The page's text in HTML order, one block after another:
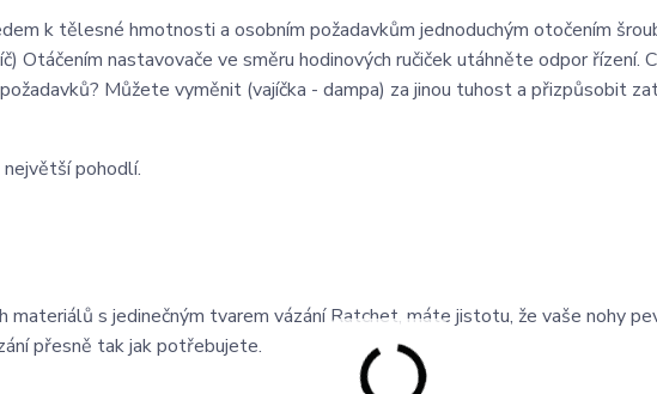
k tělesné hmotnosti a osobním požadavkům jednoduchým otočením
Otáčením nastavovače ve směru hodinových ručiček utáhněte odpor řízení.
Můžete vyměnit (vajíčka - dampa) za jinou tuhost a přizpůsobit
pohodlí.
materiálů s jedinečným tvarem vázání Ratchet, máte jistotu, že vaše nohy
přesně tak jak potřebujete.